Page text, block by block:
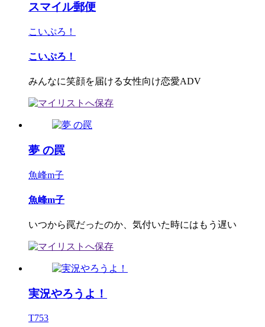
スマイル郵便
こいぷろ！
こいぷろ！
みんなに笑顔を届ける女性向け恋愛ADV
夢 の罠
魚峰m子
魚峰m子
いつから罠だったのか、気付いた時にはもう遅い
実況やろうよ！
T753